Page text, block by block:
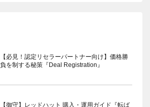
【必見！認定リセラーパートナー向け】価格勝
負を制する秘策『Deal Registration』
【御守】レッドハット 購入・運用ガイド『転ば